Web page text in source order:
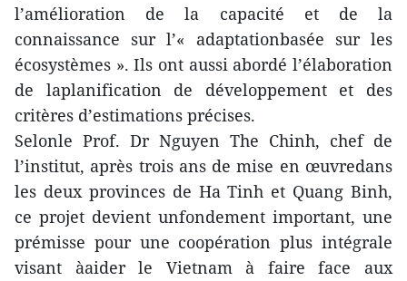
l’amélioration de la capacité et de la
connaissance sur l’« adaptationbasée sur les
écosystèmes ». Ils ont aussi abordé l’élaboration
de laplanification de développement et des
critères d’estimations précises.
Selonle Prof. Dr Nguyen The Chinh, chef de
l’institut, après trois ans de mise en œuvredans
les deux provinces de Ha Tinh et Quang Binh,
ce projet devient unfondement important, une
prémisse pour une coopération plus intégrale
visant àaider le Vietnam à faire face aux